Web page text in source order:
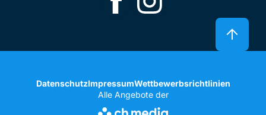
DatenschutzImpressumWettbewerbsrichtlinien
Alle Angebote der